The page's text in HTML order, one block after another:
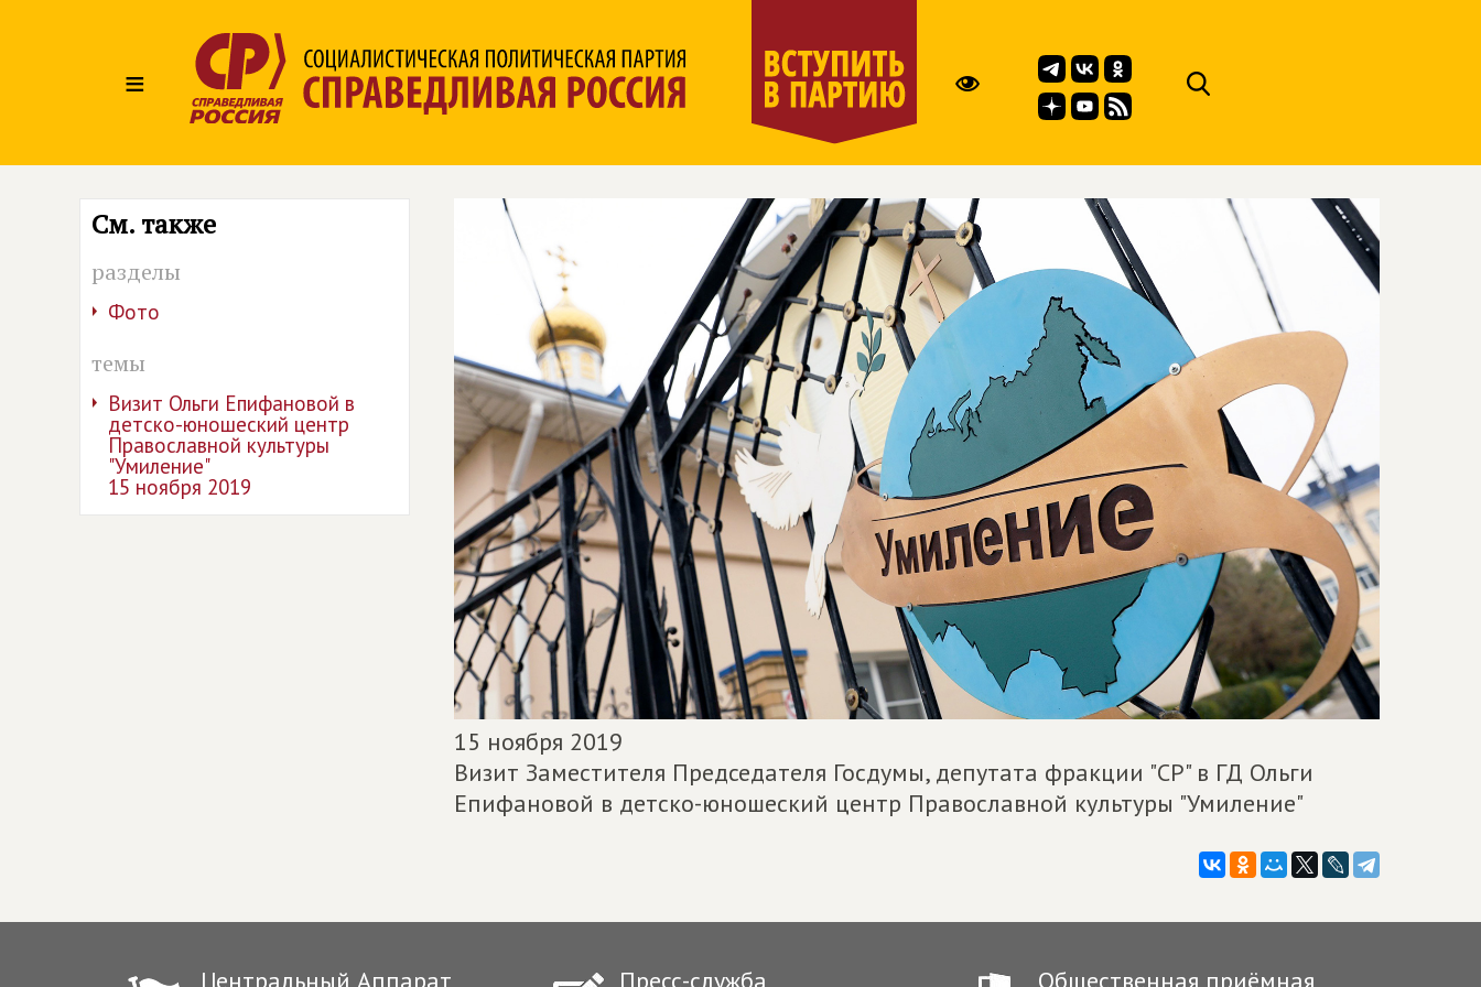
≡
См. также
разделы
Фото
темы
Визит Ольги Епифановой в
детско-юношеский центр
Православной культуры
"Умиление"
15 ноября 2019
15 ноября 2019
Визит Заместителя Председателя Госдумы, депутата фракции "СР" в ГД Ольги
Епифановой в детско-юношеский центр Православной культуры "Умиление"
Центральный Аппарат Пресс-служба Общественная приёмная